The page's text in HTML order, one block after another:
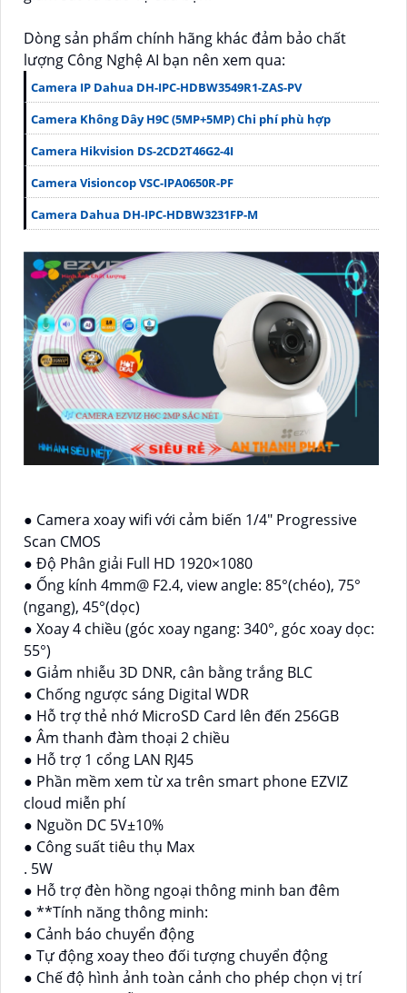
Dòng sản phẩm chính hãng khác đảm bảo chất
lượng Công Nghệ AI bạn nên xem qua:
Camera IP Dahua DH-IPC-HDBW3549R1-ZAS-PV
Camera Không Dây H9C (5MP+5MP) Chi phí phù hợp
Camera Hikvision DS-2CD2T46G2-4I
Camera Visioncop VSC-IPA0650R-PF
Camera Dahua DH-IPC-HDBW3231FP-M
● Camera xoay wifi với cảm biến 1/4" Progressive
Scan CMOS
● Độ Phân giải Full HD 1920×1080
● Ống kính 4mm@ F2.4, view angle: 85°(chéo), 75°
(ngang), 45°(dọc)
● Xoay 4 chiều (góc xoay ngang: 340°, góc xoay dọc:
55°)
● Giảm nhiễu 3D DNR, cân bằng trắng BLC
● Chống ngược sáng Digital WDR
● Hỗ trợ thẻ nhớ MicroSD Card lên đến 256GB
● Âm thanh đàm thoại 2 chiều
● Hỗ trợ 1 cổng LAN RJ45
● Phần mềm xem từ xa trên smart phone EZVIZ
cloud miễn phí
● Nguồn DC 5V±10%
● Công suất tiêu thụ Max
. 5W
● Hỗ trợ đèn hồng ngoại thông minh ban đêm
● **Tính năng thông minh:
● Cảnh báo chuyển động
● Tự động xoay theo đối tượng chuyển động
● Chế độ hình ảnh toàn cảnh cho phép chọn vị trí